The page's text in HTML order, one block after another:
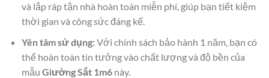
và lắp ráp tận nhà hoàn toàn miễn phí, giúp bạn tiết kiệm
thời gian và công sức đáng kể.
Yên tâm sử dụng:Với chính sách bảo hành 1 năm, bạn có
thể hoàn toàn tin tưởng vào chất lượng và độ bền của
mẫu Giường Sắt 1m6này.